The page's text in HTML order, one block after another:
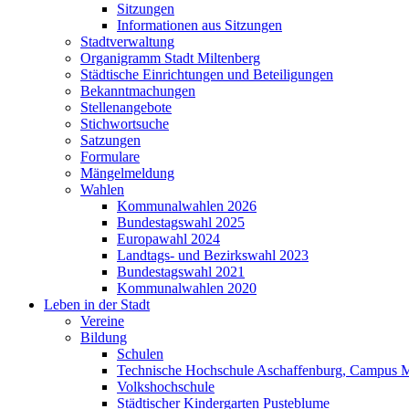
Sitzungen
Informationen aus Sitzungen
Stadtverwaltung
Organigramm Stadt Miltenberg
Städtische Einrichtungen und Beteiligungen
Bekanntmachungen
Stellenangebote
Stichwortsuche
Satzungen
Formulare
Mängelmeldung
Wahlen
Kommunalwahlen 2026
Bundestagswahl 2025
Europawahl 2024
Landtags- und Bezirkswahl 2023
Bundestagswahl 2021
Kommunalwahlen 2020
Leben in der Stadt
Vereine
Bildung
Schulen
Technische Hochschule Aschaffenburg, Campus
Volkshochschule
Städtischer Kindergarten Pusteblume